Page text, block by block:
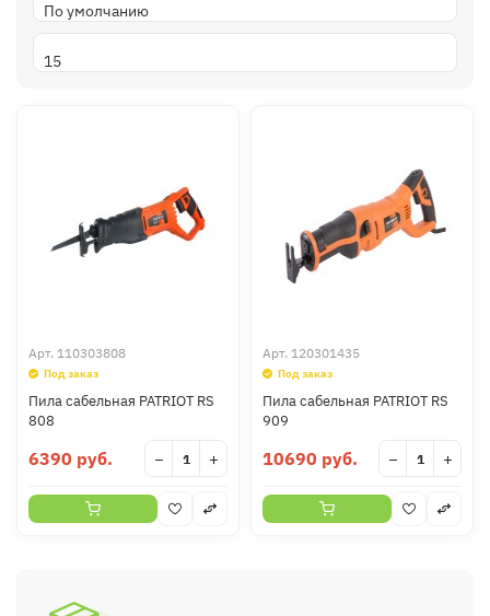
Арт. 110303808
Под заказ
Пила сабельная PATRIOT RS
808
6390 руб. − +
Арт. 120301435
Под заказ
Пила сабельная PATRIOT RS
909
10690 руб. − +